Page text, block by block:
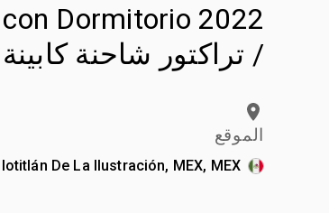
con Dormitorio
/ تراكتور شاحنة
الموقع
De La Ilustración, MEX, MEX